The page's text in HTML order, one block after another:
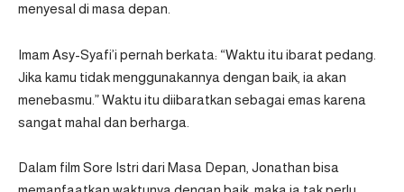
menyesal di masa depan.
Imam Asy-Syafi’i pernah berkata: “Waktu itu ibarat pedang.
Jika kamu tidak menggunakannya dengan baik, ia akan
menebasmu.” Waktu itu diibaratkan sebagai emas karena
sangat mahal dan berharga.
Dalam film Sore Istri dari Masa Depan, Jonathan bisa